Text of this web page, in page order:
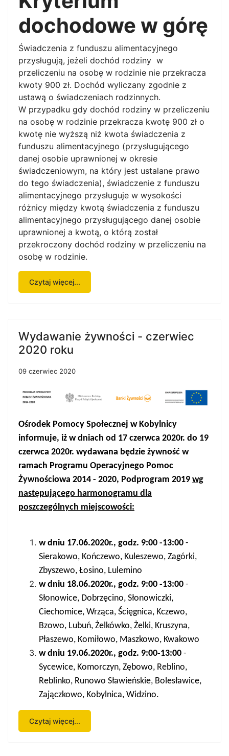
dochodowe w górę
Świadczenia z funduszu alimentacyjnego
przysługują, jeżeli dochód rodziny w
przeliczeniu na osobę w rodzinie nie przekracza
kwoty 900 zł. Dochód wyliczany zgodnie z
ustawą o świadczeniach rodzinnych.
W przypadku gdy dochód rodziny w przeliczeniu
na osobę w rodzinie przekracza kwotę 900 zł o
kwotę nie wyższą niż kwota świadczenia z
funduszu alimentacyjnego (przysługującego
danej osobie uprawnionej w okresie
świadczeniowym, na który jest ustalane prawo
do tego świadczenia), świadczenie z funduszu
alimentacyjnego przysługuje w wysokości
różnicy między kwotą świadczenia z funduszu
alimentacyjnego przysługującego danej osobie
uprawnionej a kwotą, o którą został
przekroczony dochód rodziny w przeliczeniu na
osobę w rodzinie.
Czytaj więcej...
Wydawanie żywności - czerwiec
2020 roku
09 czerwiec 2020
Ośrodek Pomocy Społecznej w Kobylnicy
informuje, iż wdniach od 17 czerwca 2020r. do 19
czerwca 2020r. wydawana będzie żywność w
ramach Programu Operacyjnego Pomoc
Żywnościowa 2014 - 2020, Podprogram 2019 wg
następującego harmonogramu dla
poszczególnych miejscowości:
w dniu 17.06.2020r., godz. 9:00 -13:00 -
Sierakowo, Kończewo, Kuleszewo, Zagórki,
Zbyszewo, Łosino, Lulemino
w dniu 18.06.2020r., godz. 9:00 -13:00 -
Słonowice, Dobrzęcino, Słonowiczki,
Ciechomice, Wrząca, Ścięgnica, Kczewo,
Bzowo, Lubuń, Żelkówko, Żelki, Kruszyna,
Płaszewo, Komiłowo, Maszkowo, Kwakowo
w dniu 19.06.2020r., godz. 9:00-13:00 -
Sycewice, Komorczyn, Zębowo, Reblino,
Reblinko, Runowo Sławieńskie, Bolesławice,
Zajączkowo, Kobylnica, Widzino.
Czytaj więcej...